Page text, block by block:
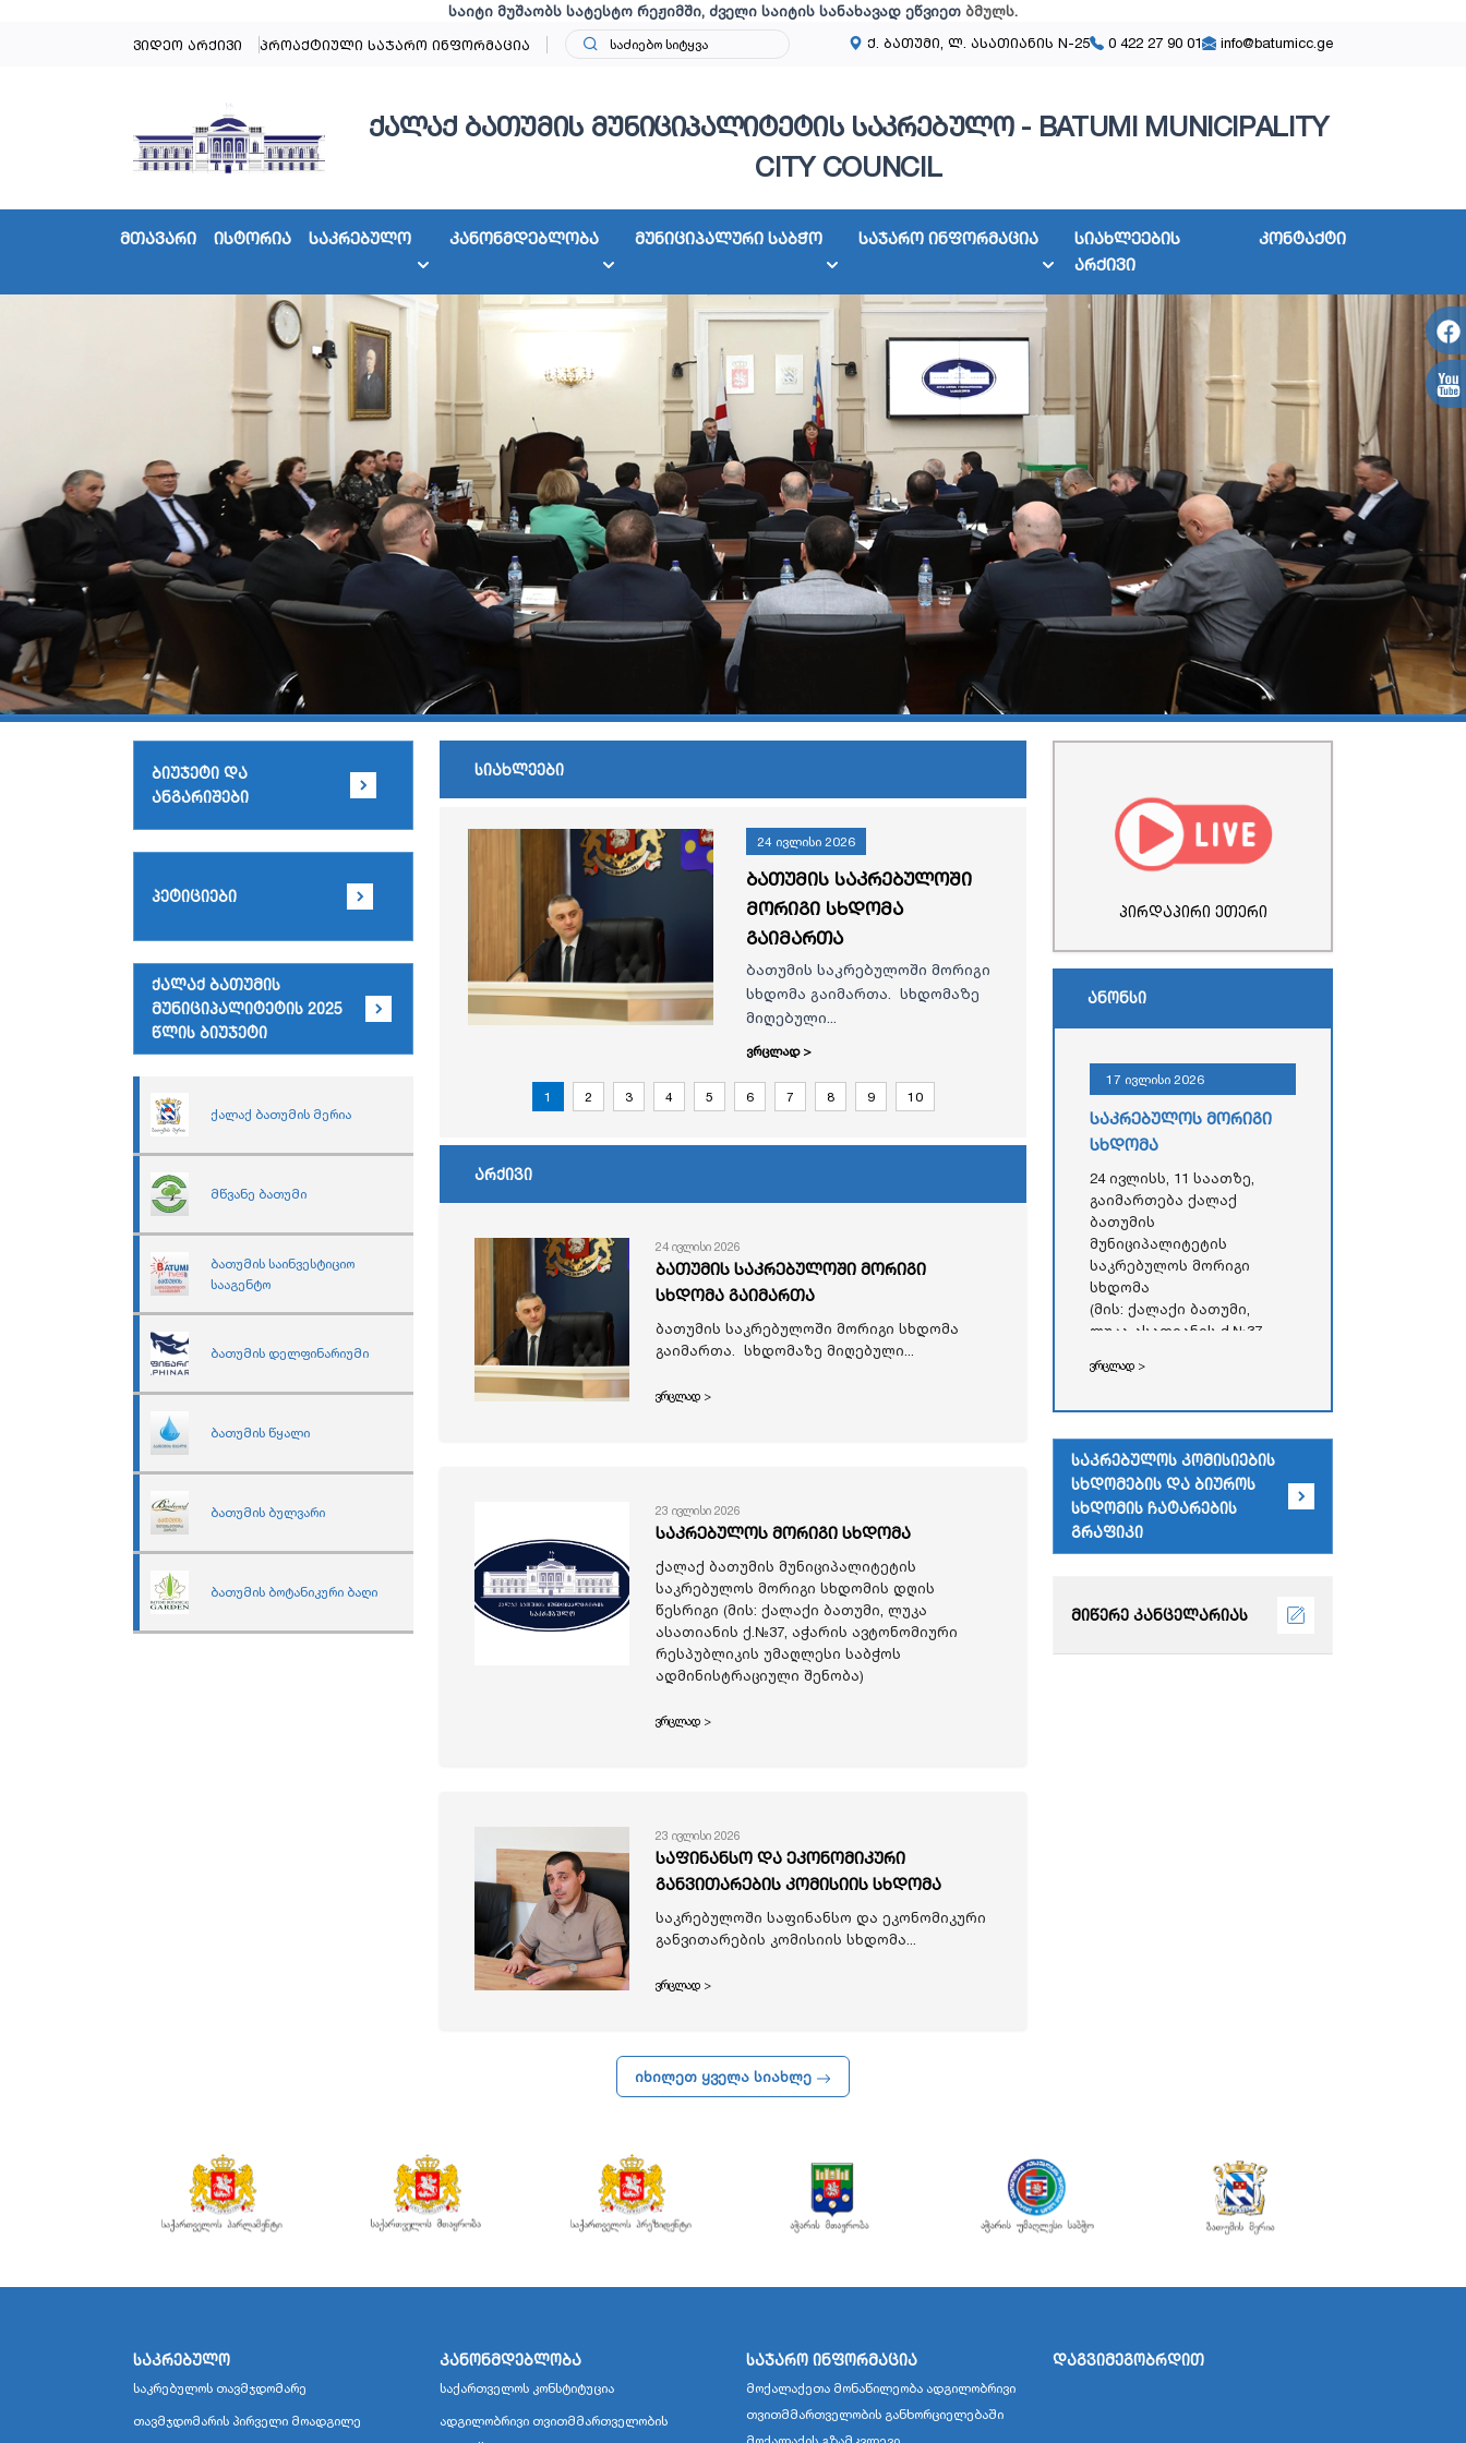
საიტი მუშაობს სატესტო რეჟიმში, ძველი საიტის სანახავად ეწვიეთ ბმულს.
ვიდეო არქივი
პროაქტიული საჯარო ინფორმაცია ქ. ბათუმი, ლ. ასათიანის N-25 0 422 27 90 01 info@batumicc.ge
ქალაქ ბათუმის მუნიციპალიტეტის საკრებულო - BATUMI MUNICIPALITY
CITY COUNCIL
მთავარი ისტორია საკრებულო კანონმდებლობა მუნიციპალური საბჭო საჯარო ინფორმაცია
სიახლეების
არქივი
კონტაქტი
ბიუჯეტი და
ანგარიშები
პეტიციები
ქალაქ ბათუმის
მუნიციპალიტეტის 2025
წლის ბიუჯეტი
ქალაქ ბათუმის მერია
მწვანე ბათუმი
ბათუმის საინვესტიციო
სააგენტო
ბათუმის დელფინარიუმი
ბათუმის წყალი
ბათუმის ბულვარი
ბათუმის ბოტანიკური ბაღი
სიახლეები
24 ივლისი 2026
ბათუმის საკრებულოში
მორიგი სხდომა
გაიმართა
ბათუმის საკრებულოში მორიგი
სხდომა გაიმართა. სხდომაზე
მიღებული...
ვრცლად >
1 2 3 4 5 6 7 8 9 10
არქივი
24 ივლისი 2026
ბათუმის საკრებულოში მორიგი
სხდომა გაიმართა
ბათუმის საკრებულოში მორიგი სხდომა
გაიმართა. სხდომაზე მიღებული...
ვრცლად >
23 ივლისი 2026
საკრებულოს მორიგი სხდომა
ქალაქ ბათუმის მუნიციპალიტეტის
საკრებულოს მორიგი სხდომის დღის
წესრიგი (მის: ქალაქი ბათუმი, ლუკა
ასათიანის ქ.№37, აჭარის ავტონომიური
რესპუბლიკის უმაღლესი საბჭოს
ადმინისტრაციული შენობა)
ვრცლად >
23 ივლისი 2026
საფინანსო და ეკონომიკური
განვითარების კომისიის სხდომა
საკრებულოში საფინანსო და ეკონომიკური
განვითარების კომისიის სხდომა...
ვრცლად >
იხილეთ ყველა სიახლე
პირდაპირი ეთერი
ანონსი
17 ივლისი 2026
საკრებულოს მორიგი
სხდომა
24 ივლისს, 11 საათზე,
გაიმართება ქალაქ
ბათუმის
მუნიციპალიტეტის
საკრებულოს მორიგი
სხდომა
(მის: ქალაქი ბათუმი,
ლუკა ასათიანის ქ.№37,
რესპუბლიკის უმაღლესი
ადმინისტრაციული
შენობა)
ვრცლად >
საკრებულოს კომისიების
სხდომების და ბიუროს
სხდომის ჩატარების
გრაფიკი
მიწერე კანცელარიას
საკრებულო
საკრებულოს თავმჯდომარე
თავმჯდომარის პირველი მოადგილე
კანონმდებლობა
საქართველოს კონსტიტუცია
ადგილობრივი თვითმმართველობის
საჯარო ინფორმაცია
მოქალაქეთა მონაწილეობა ადგილობრივი
თვითმმართველობის განხორციელებაში
დაგვიმეგობრდით